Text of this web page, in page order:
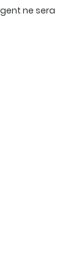
ne sera